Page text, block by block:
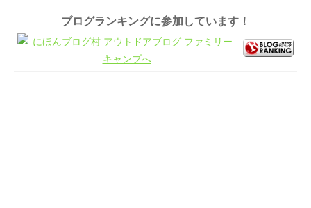
ブログランキングに参加しています！